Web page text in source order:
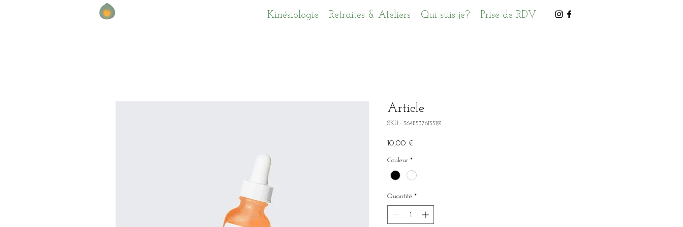
Kinésiologie Retraites & Ateliers Qui suis-je? Prise de RDV
Article
SKU : 364115376135191
10,00 €
Couleur *
Quantité *